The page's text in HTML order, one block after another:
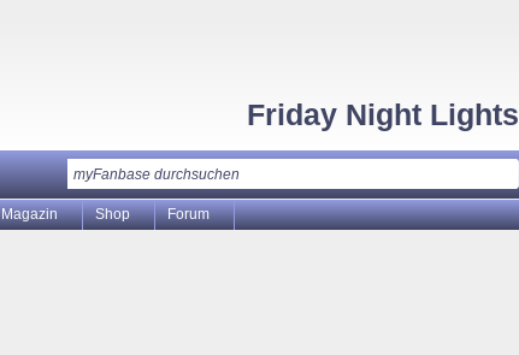
Friday Night Lights
Magazin Shop Forum